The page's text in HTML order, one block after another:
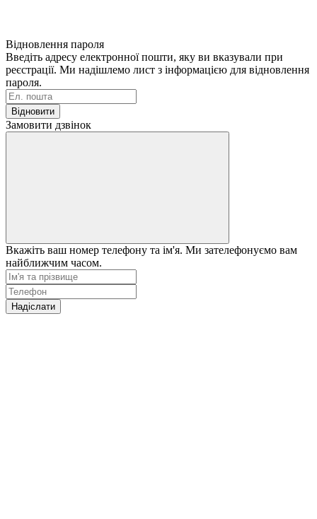
Відновлення пароля
Введіть адресу електронної пошти, яку ви вказували при
реєстрації. Ми надішлемо лист з інформацією для відновлення
пароля.
Відновити
Замовити дзвінок
Вкажіть ваш номер телефону та ім'я. Ми зателефонуємо вам
найближчим часом.
Надіслати